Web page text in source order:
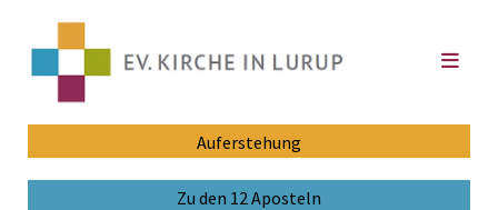
Auferstehung
Zu den 12 Aposteln